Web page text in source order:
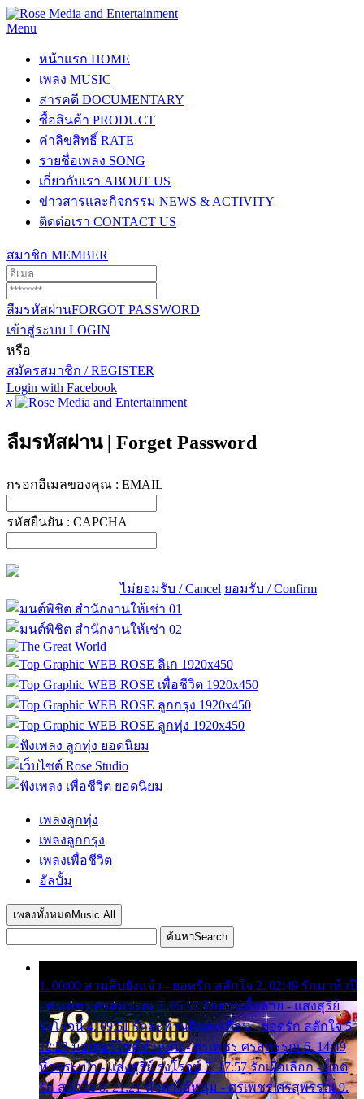
Menu
หน้าแรก HOME
เพลง MUSIC
สารคดี DOCUMENTARY
ซื้อสินค้า PRODUCT
ค่าลิขสิทธิ์ RATE
รายชื่อเพลง SONG
เกี่ยวกับเรา ABOUT US
ข่าวสารและกิจกรรม NEWS & ACTIVITY
ติดต่อเรา CONTACT US
สมาชิก MEMBER
ลืมรหัสผ่านFORGOT PASSWORD
เข้าสู่ระบบ LOGIN
หรือ
สมัครสมาชิก / REGISTER
Login with Facebook
x
ลืมรหัสผ่าน | Forget Password
กรอกอีเมลของคุณ : EMAIL
รหัสยืนยัน : CAPCHA
ไม่ยอมรับ / Cancel ยอมรับ / Confirm
เพลงลูกทุ่ง
เพลงลูกกรุง
เพลงเพื่อชีวิต
อัลบั้ม
เพลงทั้งหมด Music All
ค้นหาSearch
1. 00:00 สามสิบยังแจ๋ว - ยอดรัก สลักใจ 2. 02:49 รักมาห้าปี
- ศรเพชร ศรสุพรรณ 3. 05:57 รักสาวเสื้อลาย - แสงสุรีย์
รุ่งโรจน์ 4. 09:51 รักสะท้านดินสะเทือน - ยอดรัก สลักใจ 5.
12:23 มอเตอร์ไซค์ทำหล่น - ศรเพชร ศรสุพรรณ 6. 14:49
หิ้วกระเป๋า - แสงสุรีย์ รุ่งโรจน์ 7. 17:57 รักเผื่อเลือก - ยอด
รัก สลักใจ 8. 21:21 น้ำตาไอ้หนุ่ม - ศรเพชร ศรสุพรรณ 9.